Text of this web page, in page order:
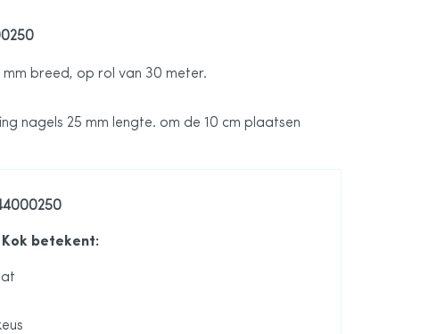
breed, op rol van 30 meter.
nagels 25 mm lengte. om de 10 cm plaatsen
Kok betekent: